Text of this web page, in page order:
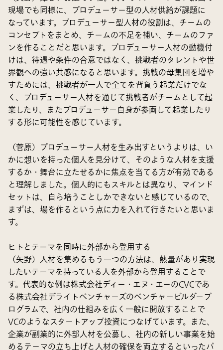
現場でも同様に、プロデューサー型の人材供給が課題に
なっています。プロデューサー型人材の役割は、チームの
コンセプトをまとめ、チームの不足を補い、チームのファ
ンを作ることだと思います。プロデューサー人材の動機付
けは、待遇や条件の合意ではなく、挑戦者のタレントや世
界観への強い共感になると思います。挑戦の母集団を増や
すためには、挑戦者が一人で全てを背負う起業だけでな
く、プロデューサー人材を通じて挑戦者がチームとして起
業したり、またプロデューサー自身が参画して起業したり
する形に可能性を感じています。
（菅原）プロデューサー人材を生み出すというよりは、い
かに想いを持った個人を見分けて、そのような人材を支援
するか・舞台に立たせるかに焦点を当てる方が有効である
と理解しました。個人的にもスキルとは異なり、マインド
セットは、自ら培うことしかできないと感じているので、
まずは、場を作るという点に力を入れて行きたいと思いま
す。
ヒトとテーマを同時に外部から登用する
（矢野）人材を集めるもう一つの方法は、熱量があり実現
したいテーマを持っている人を外部から登用することで
す。代表的な例は株式会社ディー・エヌ・エーのCVCであ
る株式会社デライトベンチャーズのベンチャービルダープ
ログラムで、社内の仕組みを広く一般に開放することで
VCのようなスタートアップ投資につなげています。また、
企業が副業的に外部人材を公募し、社内の新しい事業を始
めるテーマの立ち上げと人材の確保を両立するといったパ